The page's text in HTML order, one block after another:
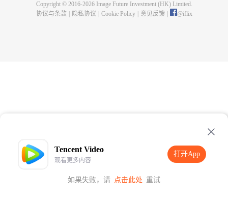
Tencent Video
观看更多内容
打开App
如果失败，请 点击此处 重试
打开App
成神，还是一念成魔？世界的生死就在徐阳的股掌之间！
Copyright © 2016-2026Image Future Investment (HK) Limited.
协议与条款
隐私协议 Cookie Policy 意见反馈 @iflix